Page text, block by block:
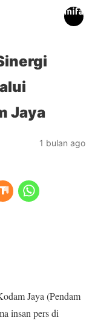
Jaya
1 bulan ago
Jaya (Pendam
insan pers di